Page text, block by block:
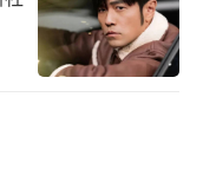
贴合故事设定的
武术对决名场